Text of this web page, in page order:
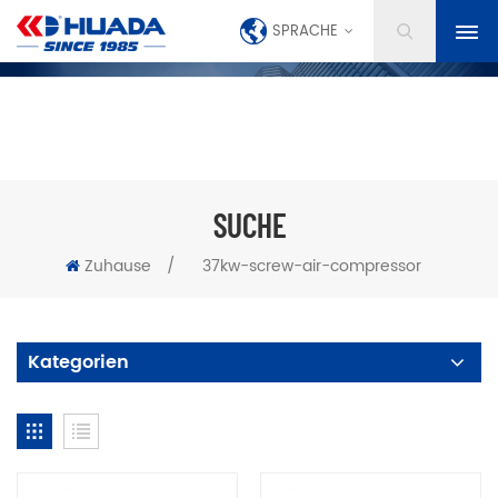
SPRACHE
SUCHE
Zuhause / 37kw-screw-air-compressor
Kategorien